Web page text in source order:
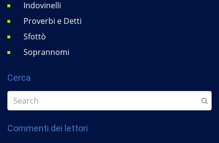
Indovinelli
Proverbi e Detti
Sfottò
Soprannomi
Cerca
Commenti dei lettori